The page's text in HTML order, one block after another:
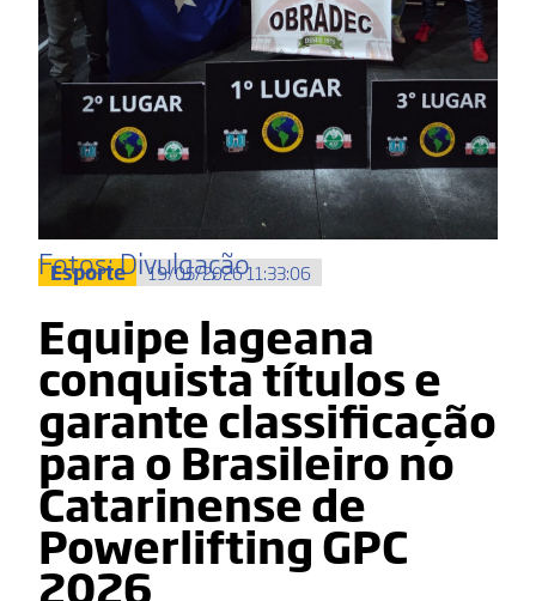
Fotos: Divulgação
Esporte 19/05/2026 11:33:06
Equipe lageana
conquista títulos e
garante classificação
para o Brasileiro no
Catarinense de
Powerlifting GPC
2026